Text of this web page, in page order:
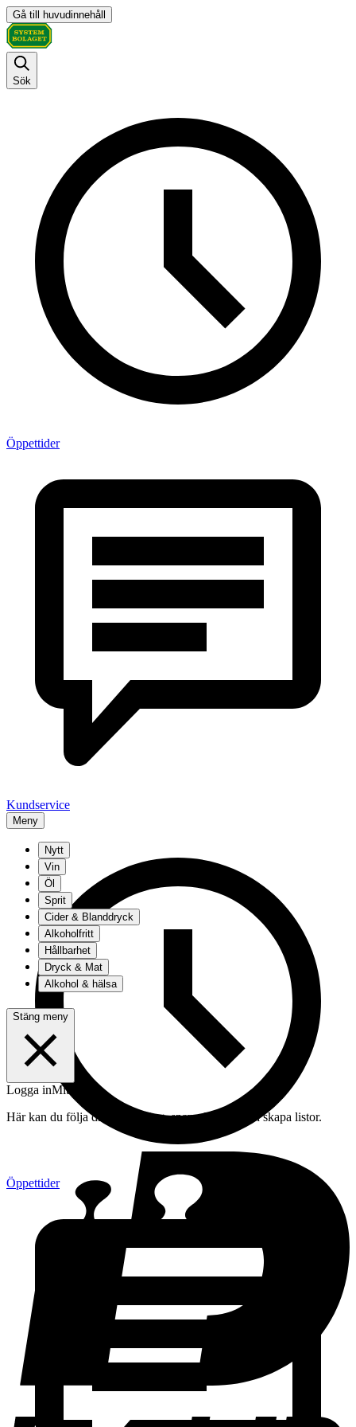
Gå till huvudinnehåll
Sök
Öppettider
Kundservice
Meny
Öppettider
Nytt
Vin
Öl
Sprit
Cider & Blanddryck
Alkoholfritt
Hållbarhet
Dryck & Mat
Alkohol & hälsa
Stäng meny
Logga inMitt konto
Här kan du följa din beställning, spara drycker och skapa listor.